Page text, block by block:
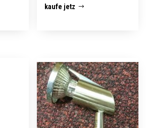
kaufe jetz